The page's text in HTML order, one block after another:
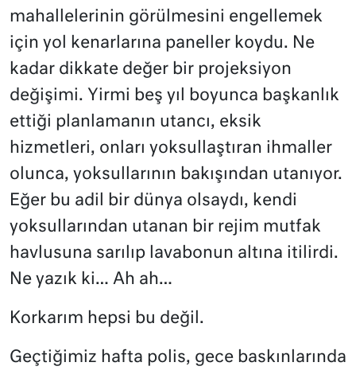
mahallelerinin görülmesini engellemek
için yol kenarlarına paneller koydu. Ne
kadar dikkate değer bir projeksiyon
değişimi. Yirmi beş yıl boyunca başkanlık
ettiği planlamanın utancı, eksik
hizmetleri, onları yoksullaştıran ihmaller
olunca, yoksullarının bakışından utanıyor.
Eğer bu adil bir dünya olsaydı, kendi
yoksullarından utanan bir rejim mutfak
havlusuna sarılıp lavabonun altına itilirdi.
Ne yazık ki… Ah ah…
Korkarım hepsi bu değil.
Geçtiğimiz hafta polis, gece baskınlarında